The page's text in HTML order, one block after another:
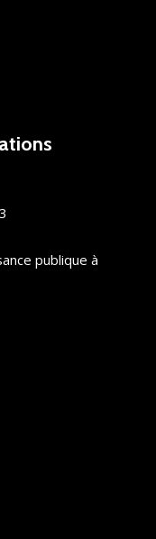
publique à